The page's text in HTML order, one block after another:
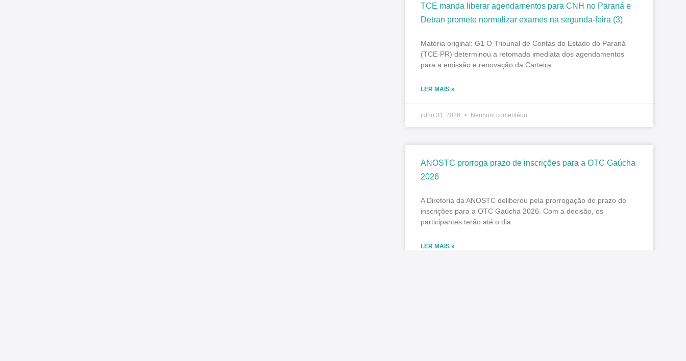
TCE manda liberar agendamentos para CNH no Paraná e
Detran promete normalizar exames na segunda-feira (3)
Matéria original: G1 O Tribunal de Contas do Estado do Paraná
(TCE-PR) determinou a retomada imediata dos agendamentos
para a emissão e renovação da Carteira
LER MAIS »
julho 31, 2026 Nenhum comentário
ANOSTC prorroga prazo de inscrições para a OTC Gaúcha
2026
A Diretoria da ANOSTC deliberou pela prorrogação do prazo de
inscrições para a OTC Gaúcha 2026. Com a decisão, os
participantes terão até o dia
LER MAIS »